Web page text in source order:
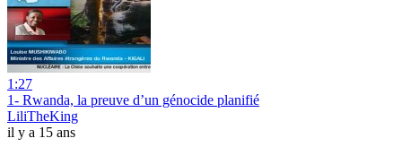
1:27
1- Rwanda, la preuve d’un génocide planifié
LiliTheKing
il y a 15 ans